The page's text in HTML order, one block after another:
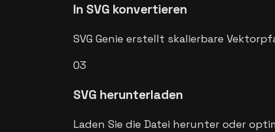
In SVG konvertieren
SVG Genie erstellt skalierbare
03
SVG herunterladen
Laden Sie die Datei herunter oder